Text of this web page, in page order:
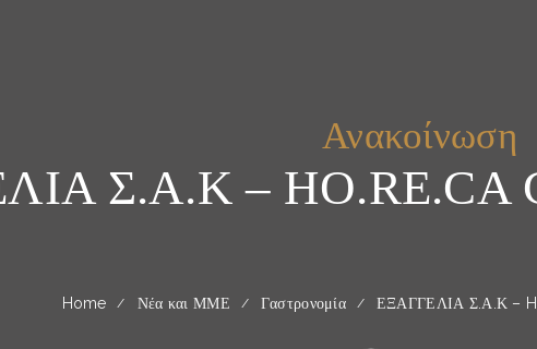
Ανακοίνωση
Σ.Α.Κ – HO.RE.CA
Home Νέα και ΜΜΕ Γαστρονομία ΕΞΑΓΓΕΛΙΑ Σ.Α.Κ –